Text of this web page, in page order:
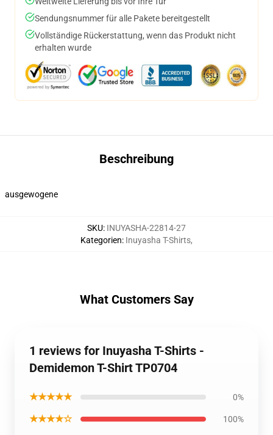
Sendungsnummer für alle Pakete bereitgestellt
Vollständige Rückerstattung, wenn das Produkt nicht
erhalten wurde
Beschreibung
ausgewogene
SKU: INUYASHA-22814-27
Kategorien: Inuyasha T-Shirts,
What Customers Say
1 reviews for Inuyasha T-Shirts -
Demidemon T-Shirt TP0704
★★★★★ 0%
★★★★☆ 100%